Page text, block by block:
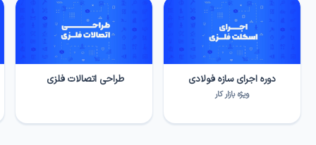
دوره اجرای سازه فولادی
ویژه بازار کار
طراحی اتصالات فلزی